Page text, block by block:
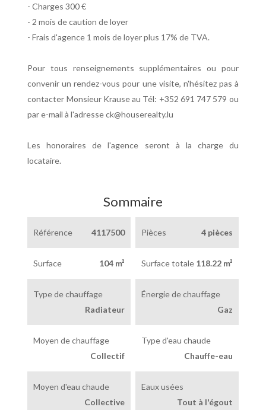
- Charges 300 €
- 2 mois de caution de loyer
- Frais d'agence 1 mois de loyer plus 17% de TVA.
Pour tous renseignements supplémentaires ou pour
convenir un rendez-vous pour une visite, n'hésitez pas à
contacter Monsieur Krause au Tél: +352 691 747 579 ou
par e-mail à l'adresse ck@houserealty.lu
Les honoraires de l'agence seront à la charge du
locataire.
Sommaire
Référence 4117500 Pièces 4 pièces
Surface 104 m² Surface totale 118.22 m²
Type de chauffage
Radiateur
Énergie de chauffage
Gaz
Moyen de chauffage
Collectif
Type d'eau chaude
Chauffe-eau
Moyen d'eau chaude
Collective
Eaux usées
Tout à l'égout